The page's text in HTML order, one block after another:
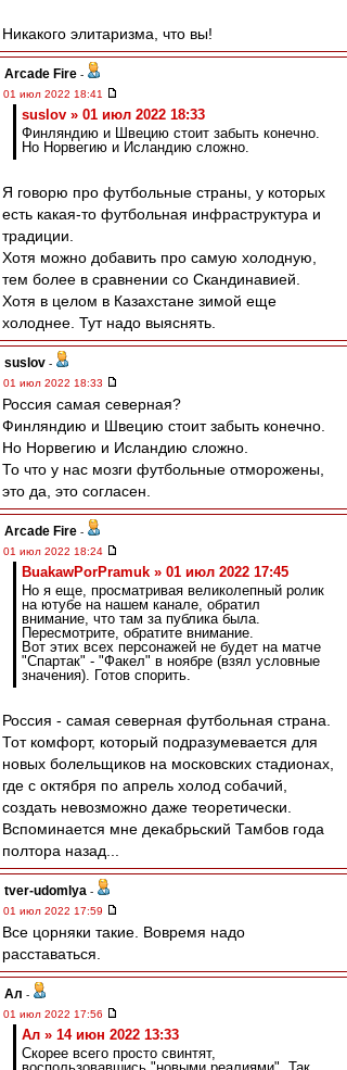
Никакого элитаризма, что вы!
Arcade Fire -
01 июл 2022 18:41
suslov » 01 июл 2022 18:33
Финляндию и Швецию стоит забыть конечно.
Но Норвегию и Исландию сложно.
Я говорю про футбольные страны, у которых
есть какая-то футбольная инфраструктура и
традиции.
Хотя можно добавить про самую холодную,
тем более в сравнении со Скандинавией.
Хотя в целом в Казахстане зимой еще
холоднее. Тут надо выяснять.
suslov -
01 июл 2022 18:33
Россия самая северная?
Финляндию и Швецию стоит забыть конечно.
Но Норвегию и Исландию сложно.
То что у нас мозги футбольные отморожены,
это да, это согласен.
Arcade Fire -
01 июл 2022 18:24
BuakawPorPramuk » 01 июл 2022 17:45
Но я еще, просматривая великолепный ролик
на ютубе на нашем канале, обратил
внимание, что там за публика была.
Пересмотрите, обратите внимание.
Вот этих всех персонажей не будет на матче
"Спартак" - "Факел" в ноябре (взял условные
значения). Готов спорить.
Россия - самая северная футбольная страна.
Тот комфорт, который подразумевается для
новых болельщиков на московских стадионах,
где с октября по апрель холод собачий,
создать невозможно даже теоретически.
Вспоминается мне декабрьский Тамбов года
полтора назад...
tver-udomlya -
01 июл 2022 17:59
Все цорняки такие. Вовремя надо
расставаться.
Ал -
01 июл 2022 17:56
Ал » 14 июн 2022 13:33
Скорее всего просто свинтят,